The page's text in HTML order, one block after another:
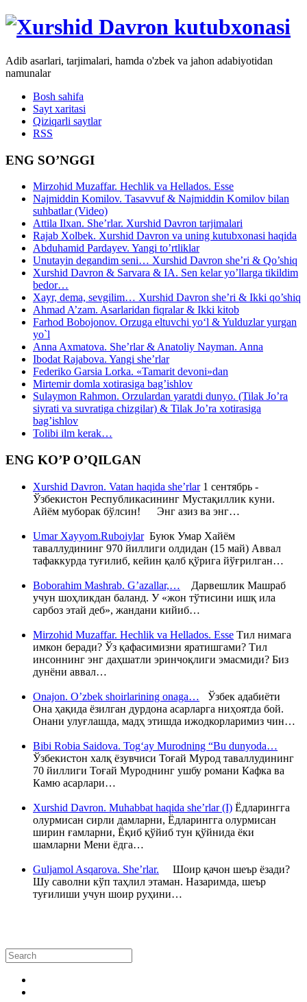
Adib asarlari, tarjimalari, hamda o'zbek va jahon adabiyotidan
namunalar
Bosh sahifa
Sayt xaritasi
Qiziqarli saytlar
RSS
ENG SO’NGGI
Mirzohid Muzaffar. Hechlik va Hellados. Esse
Najmiddin Komilov. Tasavvuf & Najmiddin Komilov bilan
suhbatlar (Video)
Attila Ilxan. She’rlar. Xurshid Davron tarjimalari
Rajab Xolbek. Xurshid Davron va uning kutubxonasi haqida
Abduhamid Pardayev. Yangi to’rtliklar
Unutayin degandim seni… Xurshid Davron she’ri & Qo’shiq
Xurshid Davron & Sarvara & IA. Sen kelar yo’llarga tikildim
bedor…
Xayr, dema, sevgilim… Xurshid Davron she’ri & Ikki qo’shiq
Ahmad A’zam. Asarlaridan fiqralar & Ikki kitob
Farhod Bobojonov. Orzuga eltuvchi yo‘l & Yulduzlar yurgan
yo`l
Anna Axmatova. She’rlar & Anatoliy Nayman. Anna
Ibodat Rajabova. Yangi she’rlar
Federiko Garsia Lorka. «Tamarit devoni»dan
Mirtemir domla xotirasiga bag’ishlov
Sulaymon Rahmon. Orzulardan yaratdi dunyo. (Tilak Jo’ra
siyrati va suvratiga chizgilar) & Tilak Jo’ra xotirasiga
bag’ishlov
Tolibi ilm kerak…
ENG KO’P O’QILGAN
Xurshid Davron. Vatan haqida she’rlar1 сентябрь -
Ўзбекистон Республикасининг Мустақиллик куни.
Айём муборак бўлсин! Энг азиз ва энг…
Umar Xayyom.RuboiylarБуюк Умар Хайём
таваллудининг 970 йиллиги олдидан (15 май) Аввал
тафаккурда туғилиб, кейин қалб қўрига йўғрилган…
Boborahim Mashrab. G’azallar,… Дарвешлик Машраб
учун шоҳликдан баланд. У «жон тўтисини ишқ ила
сарбоз этай деб», жандани кийиб…
Mirzohid Muzaffar. Hechlik va Hellados. Esse Тил нимага
имкон беради? Ўз қафасимизни яратишгами? Тил
инсоннинг энг даҳшатли эринчоқлиги эмасмиди? Биз
дунёни аввал…
Onajon. O’zbek shoirlarining onaga… Ўзбек адабиёти
Она ҳақида ёзилган дурдона асарларга ниҳоятда бой.
Онани улуғлашда, мадҳ этишда ижодкорларимиз чин…
Bibi Robia Saidova. Tog‘ay Murodning “Bu dunyoda…
Ўзбекистон халқ ёзувчиси Тоғай Мурод таваллудининг
70 йиллиги Тоғай Муроднинг ушбу романи Кафка ва
Камю асарлари…
Xurshid Davron. Muhabbat haqida she’rlar (I) Ёдларингга
олурмисан сирли дамларни, Ёдларингга олурмисан
ширин ғамларни, Ёқиб қўйиб тун қўйнида ёки
шамларни Мени ёдга…
Guljamol Asqarova. She’rlar. Шоир қачон шеър ёзади?
Шу саволни кўп таҳлил этаман. Назаримда, шеър
туғилиши учун шоир руҳини…